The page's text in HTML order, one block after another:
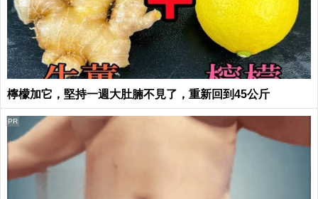
檸檬加它，堅持一週大肚腩不見了，重新回到45公斤
PR